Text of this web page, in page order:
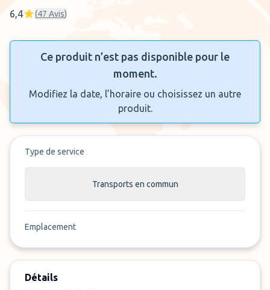
6,4 (47 Avis)
Ce produit n’est pas disponible pour le
moment.
Modifiez la date, l’horaire ou choisissez un autre
produit.
Type de service
Transports en commun
Emplacement
Détails